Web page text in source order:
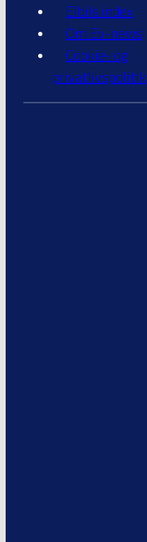
Elbils index
Om Ev-news
Cookie- og
privatlivspolitik